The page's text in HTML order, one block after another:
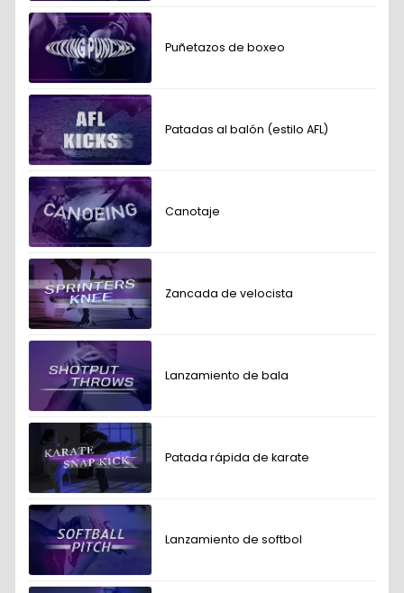
Puñetazos de boxeo
Patadas al balón (estilo AFL)
Canotaje
Zancada de velocista
Lanzamiento de bala
Patada rápida de karate
Lanzamiento de softbol